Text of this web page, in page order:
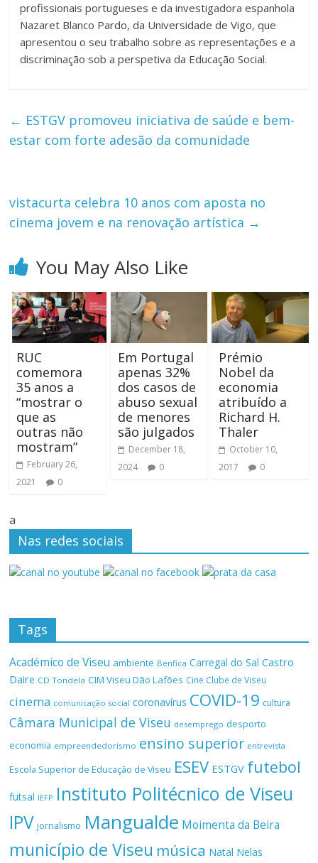
profissionais portugueses e da investigadora espanhola
Nazaret Blanco Pardo, da Universidade de Vigo, que
apresentou o seu trabalho sobre as representações e a
discriminação sob a perspetiva da Educação Social.
← ESTGV promoveu iniciativa de saúde e bem-
estar com forte adesão da comunidade
vistacurta celebra 10 anos com aposta no
cinema jovem e na renovação artística →
You May Also Like
RUC
comemora
35 anos a
“mostrar o
que as
outras não
mostram”
February 26,
2021
0
Em Portugal
apenas 32%
dos casos de
abuso sexual
de menores
são julgados
December 18,
2024
0
Prémio
Nobel da
economia
atribuído a
Richard H.
Thaler
October 10,
2017
0
a
Nas redes sociais
Tags
Académico de Viseu ambiente Benfica Carregal do Sal Castro
Daire CD Tondela CIM Viseu Dão Lafões Cine Clube de Viseu
cinema comunicação social coronavírus COVID-19 cultura
Câmara Municipal de Viseu desemprego desporto
economia empreendedorismo ensino superior entrevista
Escola Superior de Educação de Viseu ESEV ESTGV futebol
futsal IEFP Instituto Politécnico de Viseu
IPV jornalismo Mangualde Moimenta da Beira
município de Viseu música Natal Nelas